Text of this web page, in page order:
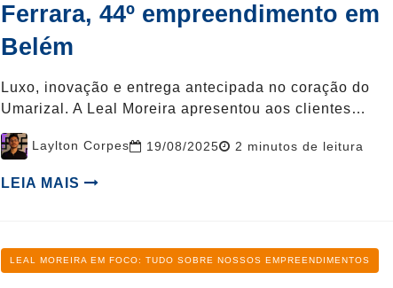
Ferrara, 44º empreendimento em
Belém
Luxo, inovação e entrega antecipada no coração do
Umarizal. A Leal Moreira apresentou aos clientes…
Post
author
Laylton Corpes 19/08/2025Reading
2 minutos de leitura
LEIA MAIS
Categoria
LEAL MOREIRA EM FOCO: TUDO SOBRE NOSSOS EMPREENDIMENTOS